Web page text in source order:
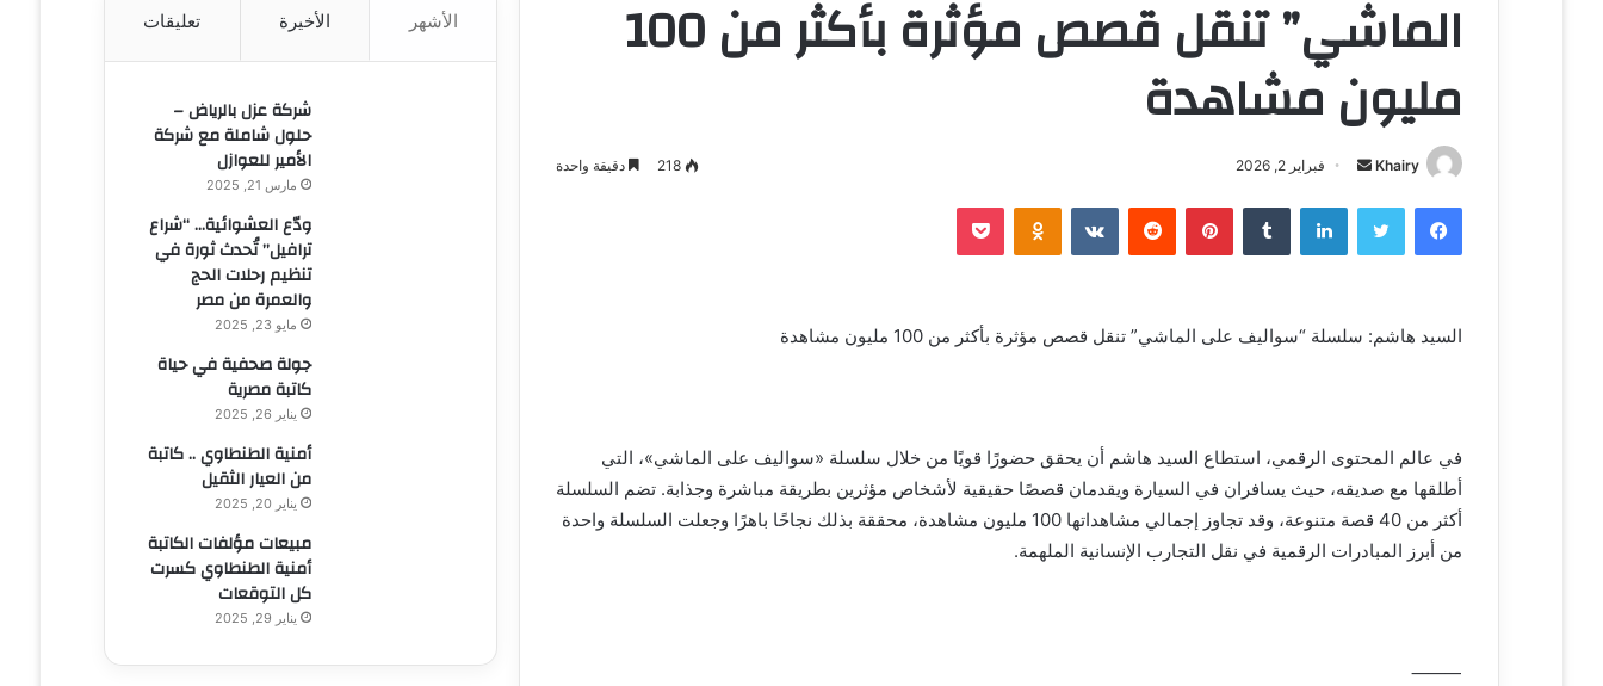
الماشي” تنقل قصص مؤثرة بأكثر من 100
مليون مشاهدة
Khairy
أ
ل
ي
ل
و
فبراير 2, 2026 218 دقيقة واحدة
فيسبوك تويتر لينكدإن ‏Tumblr بينتيريست ‏Reddit
‏VKontakte
Odnoklassniki بوكيت
السيد هاشم: سلسلة “سواليف على الماشي” تنقل قصص مؤثرة بأكثر من 100 مليون مشاهدة
في عالم المحتوى الرقمي، استطاع السيد هاشم أن يحقق حضورًا قويًا من خلال سلسلة «سواليف على الماشي»، التي
أطلقها مع صديقه، حيث يسافران في السيارة ويقدمان قصصًا حقيقية لأشخاص مؤثرين بطريقة مباشرة وجذابة. تضم السلسلة
أكثر من 40 قصة متنوعة، وقد تجاوز إجمالي مشاهداتها 100 مليون مشاهدة، محققة بذلك نجاحًا باهرًا وجعلت السلسلة واحدة
من أبرز المبادرات الرقمية في نقل التجارب الإنسانية الملهمة.
⸻
الأشهر الأخيرة تعليقات
شركة عزل بالرياض –
حلول شاملة مع شركة
الأمير للعوازل
مارس 21, 2025
ودّع العشوائية… “شراع
ترافيل” تُحدث ثورة في
تنظيم رحلات الحج
والعمرة من مصر
مايو 23, 2025
جولة صحفية في حياة
كاتبة مصرية
يناير 26, 2025
أمنية الطنطاوي .. كاتبة
من العيار الثقيل
يناير 20, 2025
مبيعات مؤلفات الكاتبة
أمنية الطنطاوي كسرت
كل التوقعات
يناير 29, 2025